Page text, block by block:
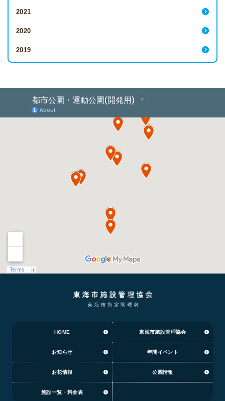
2021
2020
2019
HOME 東海市施設管理協会
お知らせ 年間イベント
お花情報 公園情報
施設一覧・料金表